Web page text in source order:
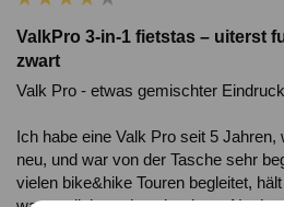
ValkPro 3-in-1 fietstas – uiterst
zwart
Valk Pro - etwas gemischter Eindruck
Ich habe eine Valk Pro seit 5
neu, und war von der Tasche sehr
vielen bike&hike Touren begleitet,